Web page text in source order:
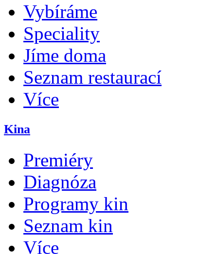
Vybíráme
Speciality
Jíme doma
Seznam restaurací
Více
Kina
Premiéry
Diagnóza
Programy kin
Seznam kin
Více